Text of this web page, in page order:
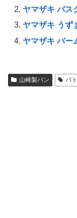
ヤマザキ バス
ヤマザキ うず
ヤマザキ バー
山崎製パン パ